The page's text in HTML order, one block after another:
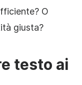
O
giusta?
testo ai